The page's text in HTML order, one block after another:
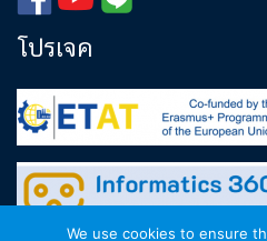
โปรเจค
We use cookies to ensure